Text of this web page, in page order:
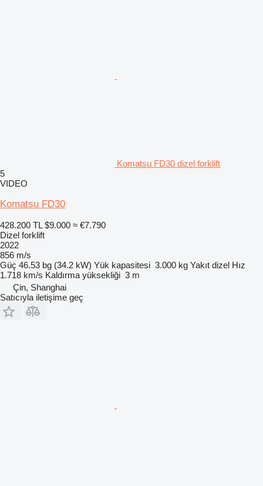
Komatsu FD30 dizel forklift
5
VIDEO
Komatsu FD30
428.200 TL $9.000 ≈ €7.790
Dizel forklift
2022
856 m/s
Güç 46.53 bg (34.2 kW) Yük kapasitesi 3.000 kg Yakıt dizel Hız
1.718 km/s Kaldırma yüksekliği 3 m
Çin, Shanghai
Satıcıyla iletişime geç